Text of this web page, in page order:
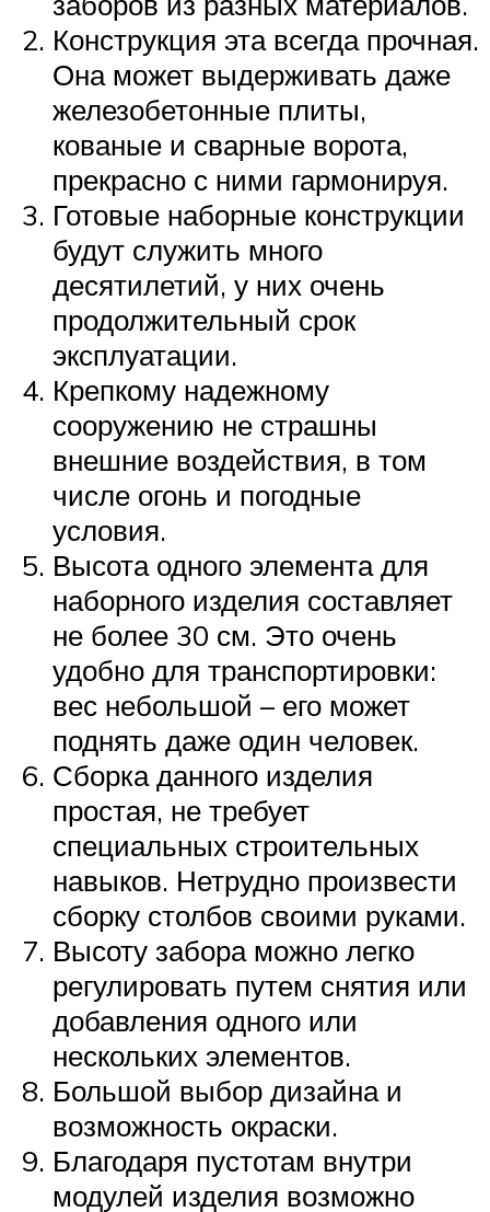
Конструкция эта всегда прочная.
Она может выдерживать даже
железобетонные плиты,
кованые и сварные ворота,
прекрасно с ними гармонируя.
Готовые наборные конструкции
будут служить много
десятилетий, у них очень
продолжительный срок
эксплуатации.
Крепкому надежному
сооружению не страшны
внешние воздействия, в том
числе огонь и погодные
условия.
Высота одного элемента для
наборного изделия составляет
не более 30 см. Это очень
удобно для транспортировки:
вес небольшой – его может
поднять даже один человек.
Сборка данного изделия
простая, не требует
специальных строительных
навыков. Нетрудно произвести
сборку столбов своими руками.
Высоту забора можно легко
регулировать путем снятия или
добавления одного или
нескольких элементов.
Большой выбор дизайна и
возможность окраски.
Благодаря пустотам внутри
модулей изделия возможно